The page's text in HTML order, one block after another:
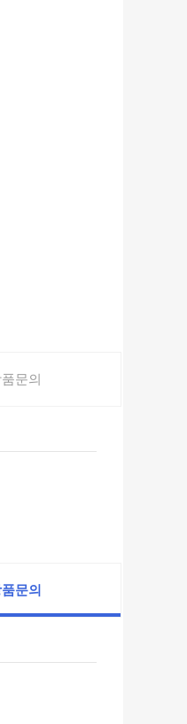
문의
문의